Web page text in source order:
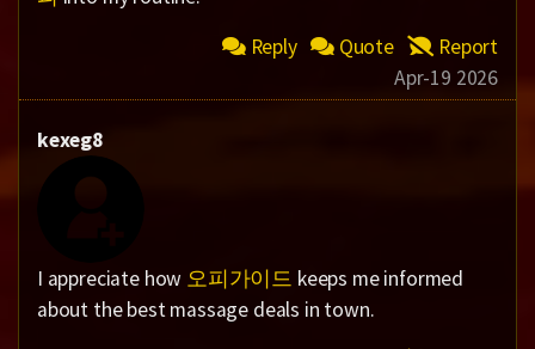
Reply
Quote
Report
Apr-19 2026
kexeg8
I appreciate how 오피가이드 keeps me informed
about the best massage deals in town.